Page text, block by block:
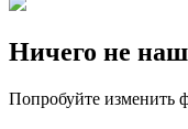
Ничего не
Попробуйте изменить